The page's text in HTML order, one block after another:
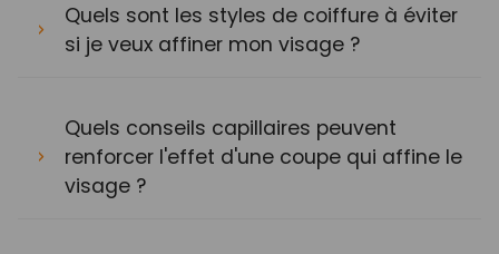
Quels sont les styles de coiffure à éviter
si je veux affiner mon visage ?
Quels conseils capillaires peuvent
renforcer l'effet d'une coupe qui affine le
visage ?